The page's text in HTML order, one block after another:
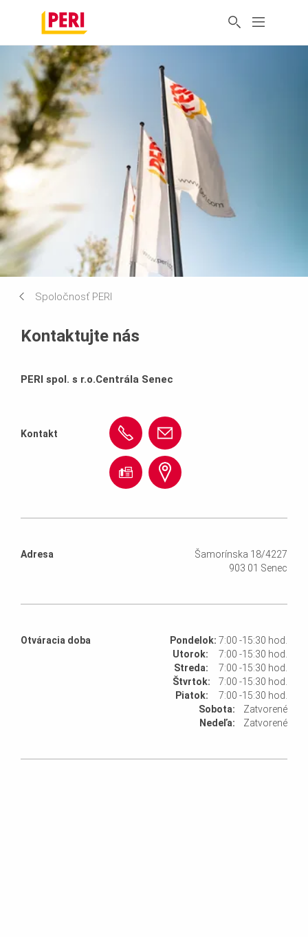
Spoločnosť PERI
Kontaktujte nás
PERI spol. s r.o.Centrála Senec
Kontakt
Adresa
Šamorínska 18/4227
903 01 Senec
Otváracia doba Pondelok: 7:00 ‐15:30 hod.
Utorok: 7:00 ‐15:30 hod.
Streda: 7:00 ‐15:30 hod.
Štvrtok:
7:00 ‐15:30 hod.
Piatok: 7:00 ‐15:30 hod.
Sobota:
Zatvorené
Nedeľa:
Zatvorené